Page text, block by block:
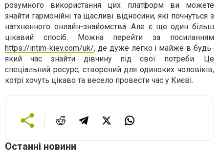
розумного використання цих платформ ви можете
знайти гармонійні та щасливі відносини, які почнуться з
натхненного онлайн-знайомства. Але є ще один більш
цікавий спосіб. Можна перейти за посиланням
https://intim-kiev.com/uk/, де дуже легко і майже в будь-
який час знайти дівчину під свої потреби. Це
спеціальний ресурс, створений для одиноких чоловіків,
котрі хочуть цікаво та весело провести час у Києві.
Останні новини